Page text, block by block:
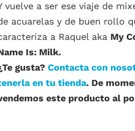
vuelve a ser ese viaje de
acuarelas y de buen rollo
a Raquel aka My
Is: Milk.
gusta?Contacta con
en tu tienda. De
este producto al